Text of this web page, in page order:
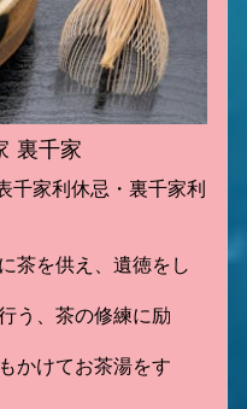
裏千家
千家利休忌・裏千家利
茶を供え、遺徳をし
う、茶の修練に励
かけてお茶湯をす